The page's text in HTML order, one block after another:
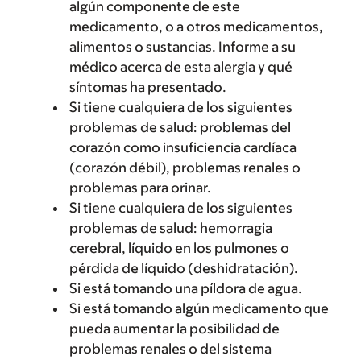
algún componente de este
medicamento, o a otros medicamentos,
alimentos o sustancias. Informe a su
médico acerca de esta alergia y qué
síntomas ha presentado.
Si tiene cualquiera de los siguientes
problemas de salud: problemas del
corazón como insuficiencia cardíaca
(corazón débil), problemas renales o
problemas para orinar.
Si tiene cualquiera de los siguientes
problemas de salud: hemorragia
cerebral, líquido en los pulmones o
pérdida de líquido (deshidratación).
Si está tomando una píldora de agua.
Si está tomando algún medicamento que
pueda aumentar la posibilidad de
problemas renales o del sistema